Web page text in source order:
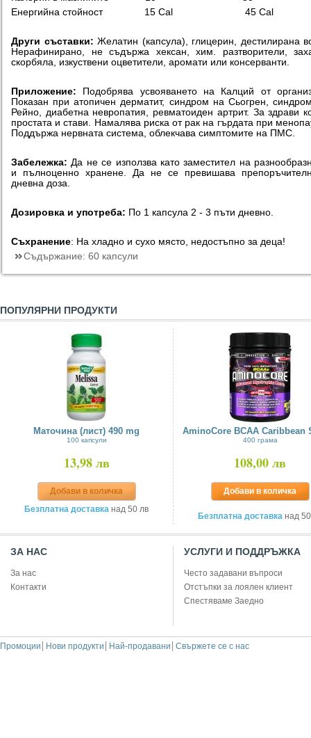
Енергийна стойност 15 Cal 45 Cal
Други съставки: Желатин (капсула), глицерин, дестилирана
Нерафинирано, не съдържа хексан, хим. разтворители,
скорбяла, изкуствени оцветители, аромати или консерванти.
Приложение:
Подобрява усвояването на Калций от
Показан при атопичен дерматит, синдром на Сьогрен,
Рейно, диабетна невропатия, ревматоиден артрит. За здрави
простата и стави. Намалява риска от рак на гърдата при
Поддържа нервната система, облекчава симптомите на ПМС.
Забележка:Да не се използва като заместител на
и пълноценно хранене. Да не се превишава
дневна доза.
Дозировка и употреба: По 1 капсула 2 - 3 пъти дневно.
Съхранение: На хладно и сухо място, недостъпно за деца!
Съдържание: 60 капсули
ПОПУЛЯРНИ ПРОДУКТИ
Маточина (лист) 490 mg
100 капсули
13,98 лв
Добави в количка
Безплатна доставка над 50 лв
AminoCore BCAA Caribbean
400 грама
108,00 лв
Добави в количка
Безплатна доставка над
ЗА НАС
За нас
Контакти
УСЛУГИ И ПОДДРЪЖКА
Често задавани въпроси
Отстъпки за лоялен клиент
Спестяваме Заедно
Промоции Нови продукти Най-продавани Свържете се с нас